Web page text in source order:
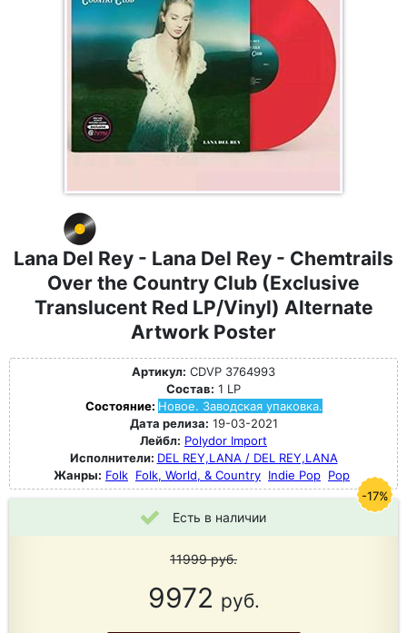
Lana Del Rey - Lana Del Rey - Chemtrails
Over the Country Club (Exclusive
Translucent Red LP/Vinyl) Alternate
Artwork Poster
Артикул: CDVP 3764993
Состав: 1 LP
Состояние: Новое. Заводская упаковка.
Дата релиза: 19-03-2021
Лейбл: Polydor Import
Исполнители: DEL REY,LANA / DEL REY,LANA
Жанры: Folk Folk, World, & Country Indie Pop Pop
Есть в наличии
11999руб.
9972 руб.
-17%